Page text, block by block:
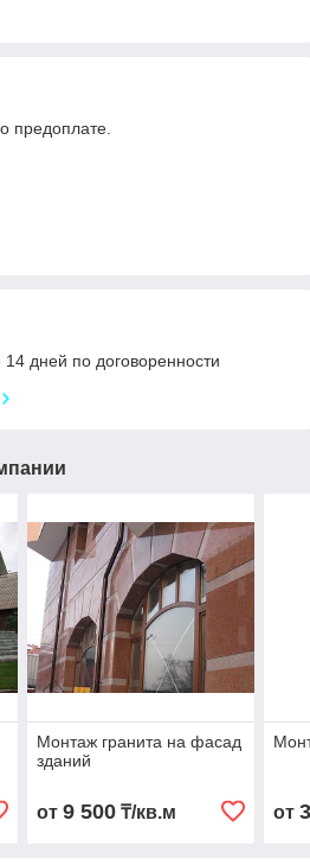
предоплате.
14 дней по договоренности
Монтаж гранита на фасад
зданий
от 9 500₸/кв.м от